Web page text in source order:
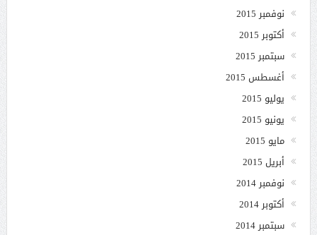
نوفمبر 2015
أكتوبر 2015
سبتمبر 2015
أغسطس 2015
يوليو 2015
يونيو 2015
مايو 2015
أبريل 2015
نوفمبر 2014
أكتوبر 2014
سبتمبر 2014